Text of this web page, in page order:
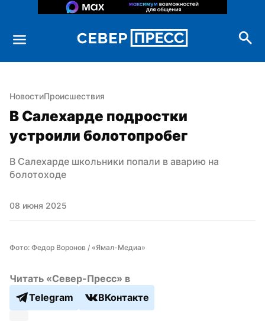
НовостиПроисшествия
В Салехарде подростки
устроили болотопробег
В Салехарде школьники попали в аварию на
болотоходе
08 июня 2025
Фото: Федор Воронов / «Ямал-Медиа»
Читать «Север-Пресс» в
Telegram
ВКонтакте